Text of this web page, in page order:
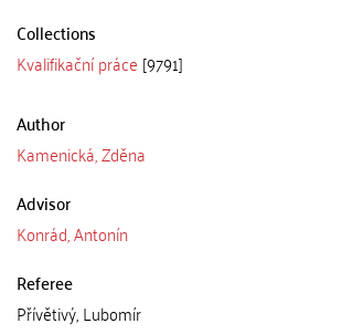
Collections
Kvalifikační práce [9791]
Author
Kamenická, Zděna
Advisor
Konrád, Antonín
Referee
Přívětivý, Lubomír